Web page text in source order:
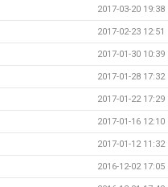
2017-03-20 19:38
2017-02-23 12:51
2017-01-30 10:39
2017-01-28 17:32
2017-01-22 17:29
2017-01-16 12:10
2017-01-12 11:32
2016-12-02 17:05